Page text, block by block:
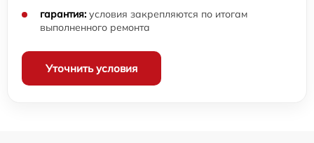
гарантия: условия закрепляются по итогам
выполненного ремонта
Уточнить условия